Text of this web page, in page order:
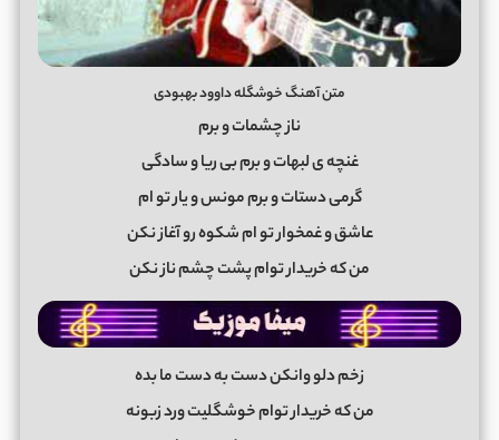
متن آهنگ خوشگله داوود بهبودی
ناز چشمات و برم
غنچه ی لبهات و برم بی ریا و سادگی
گرمی دستات و برم مونس و یار تو ام
عاشق و غمخوار تو ام شکوه رو آغاز نکن
من که خریدار توام پشت چشم ناز نکن
زخم دلو وانکن دست به دست ما بده
من که خریدار توام خوشگلیت ورد زبونه